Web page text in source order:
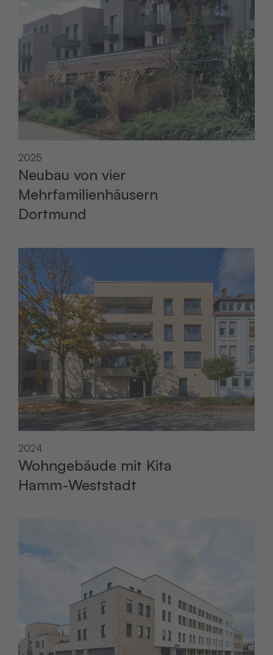
2025
Neubau von vier
Mehrfamilienhäusern
Dortmund
2024
Wohngebäude mit Kita
Hamm-Weststadt